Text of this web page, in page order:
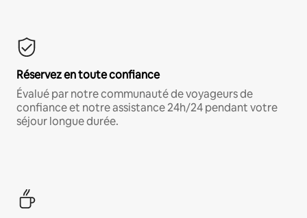
Réservez en toute confiance
Évalué par notre communauté de voyageurs de
confiance et notre assistance 24h/24 pendant votre
séjour longue durée.